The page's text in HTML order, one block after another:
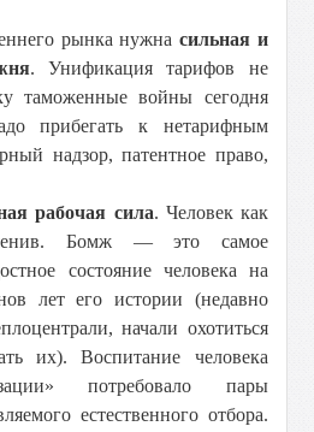
рынка нужна сильная и
. Унификация тарифов не
таможенные войны сегодня
прибегать к нетарифным
надзор, патентное право,
рабочая сила. Человек как
Бомж — это самое
состояние человека на
лет его истории (недавно
начали охотиться
их). Воспитание человека
потребовало пары
естественного отбора.